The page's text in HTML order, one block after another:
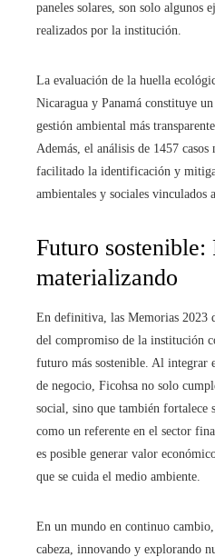
paneles solares, son solo algunos
realizados por la institución.
La evaluación de la huella
Nicaragua y Panamá constituye
gestión ambiental más
Además, el análisis de 1457
facilitado la identificación y
ambientales y sociales vinculados
Futuro sostenible:
materializando
En definitiva, las Memorias 2023
del compromiso de la institución
futuro más sostenible. Al integrar
de negocio, Ficohsa no solo
social, sino que también fortalece
como un referente en el sector
es posible generar valor
que se cuida el medio ambiente.
En un mundo en continuo
cabeza, innovando y explorando